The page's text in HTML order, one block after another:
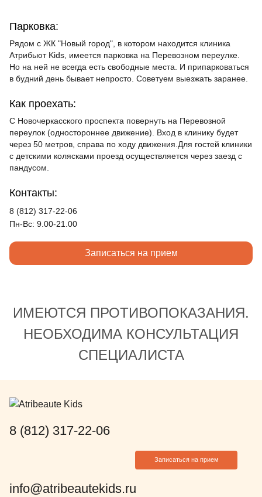
Парковка:
Рядом с ЖК "Новый город", в котором находится клиника
Атрибьют Kids, имеется парковка на Перевозном переулке.
Но на ней не всегда есть свободные места. И припарковаться
в будний день бывает непросто. Советуем выезжать заранее.
Как проехать:
С Новочеркасского проспекта повернуть на Перевозной
переулок (одностороннее движение). Вход в клинику будет
через 50 метров, справа по ходу движения.Для гостей клиники
с детскими колясками проезд осуществляется через заезд с
пандусом.
Контакты:
8 (812) 317-22-06
Пн-Вс: 9.00-21.00
Записаться на прием
ИМЕЮТСЯ ПРОТИВОПОКАЗАНИЯ.
НЕОБХОДИМА КОНСУЛЬТАЦИЯ
СПЕЦИАЛИСТА
8 (812) 317-22-06
Записаться на прием
info@atribeautekids.ru